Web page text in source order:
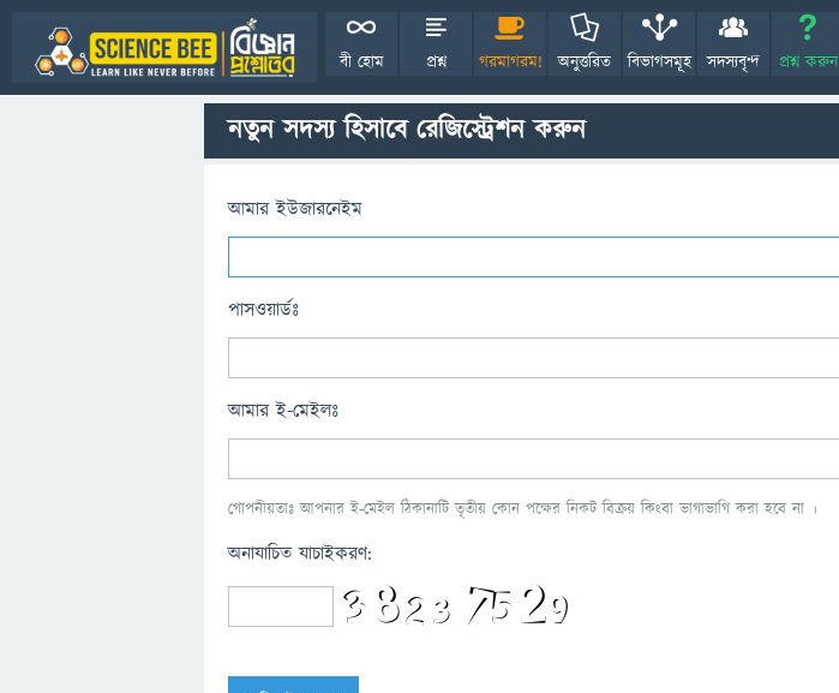
বী হোম প্রশ্ন গরমাগরম! অনুত্তরিত বিভাগসমূহ সদস্যবৃন্দ প্রশ্ন করুন
নতুন সদস্য হিসাবে রেজিস্ট্রেশন করুন
আমার ইউজারনেইম
পাসওয়ার্ডঃ
আমার ই-মেইলঃ
গোপনীয়তাঃ আপনার ই-মেইল ঠিকানাটি তৃতীয় কোন পক্ষের নিকট বিক্রয় কিংবা ভাগাভাগি করা হবে না ।
অনাযাচিত যাচাইকরণ: